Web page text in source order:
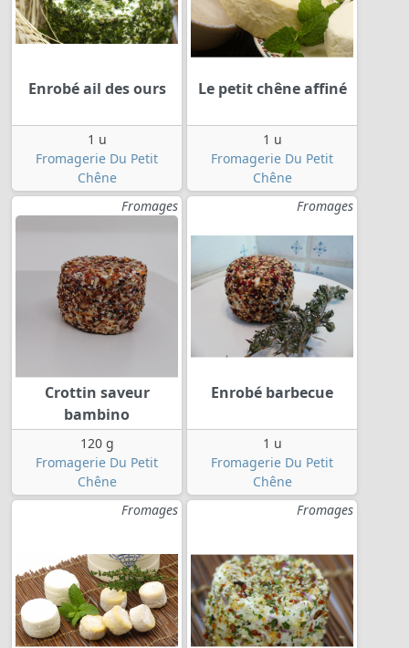
Enrobé ail des ours
1 u
Fromagerie Du Petit
Chêne
Le petit chêne affiné
1 u
Fromagerie Du Petit
Chêne
Fromages
Crottin saveur
bambino
120 g
Fromagerie Du Petit
Chêne
Fromages
Enrobé barbecue
1 u
Fromagerie Du Petit
Chêne
Fromages
Fromages